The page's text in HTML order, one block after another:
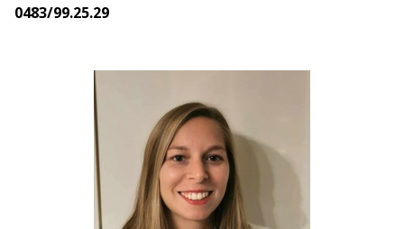
0483/99.25.29